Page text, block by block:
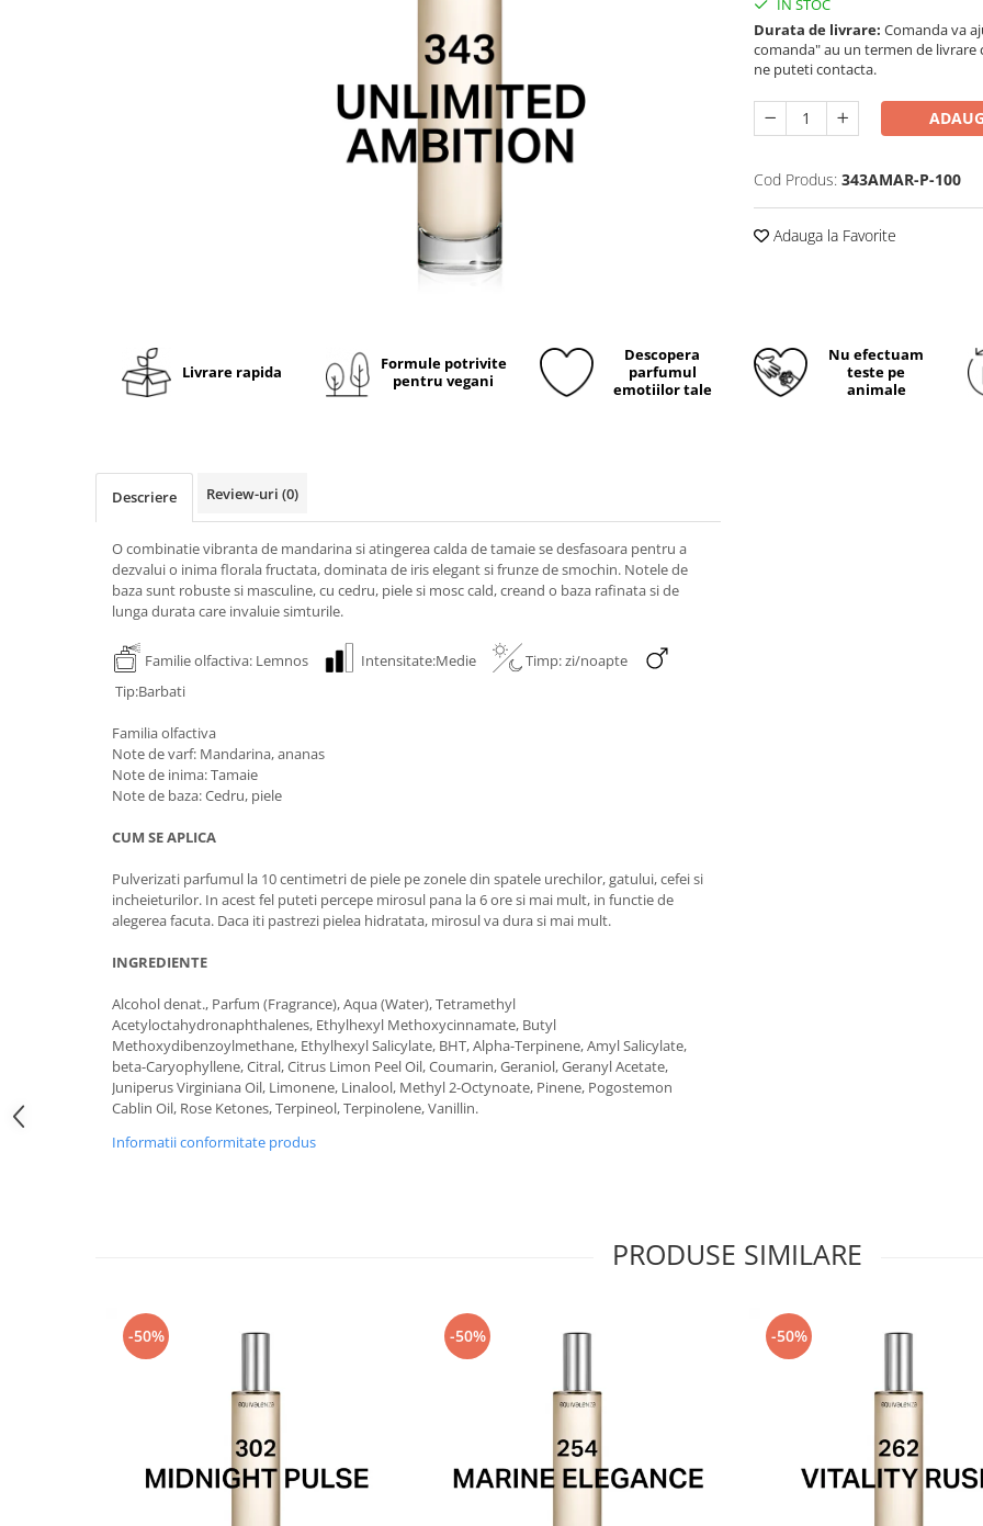
IN STOC
Durata de livrare: Comanda va
comanda" au un termen de livrare
ne puteti contacta.
Cod Produs: 343AMAR-P-100
Adauga la Favorite
Livrare rapida
Formule potrivite
pentru vegani
Descopera
parfumul
emotiilor tale
Nu efectuam
teste pe
animale
Descriere Review-uri (0)
O combinatie vibranta de mandarina si atingerea calda de tamaie se desfasoara pentru a
dezvalui o inima florala fructata, dominata de iris elegant si frunze de smochin. Notele de
baza sunt robuste si masculine, cu cedru, piele si mosc cald, creand o baza rafinata si de
lunga durata care invaluie simturile.
Familie olfactiva: Lemnos Intensitate:Medie
Timp: zi/noapte
Tip:Barbati
Familia olfactiva
Note de varf: Mandarina, ananas
Note de inima: Tamaie
Note de baza: Cedru, piele
CUM SE APLICA
Pulverizati parfumul la 10 centimetri de piele pe zonele din spatele urechilor, gatului, cefei si
incheieturilor. In acest fel puteti percepe mirosul pana la 6 ore si mai mult, in functie de
alegerea facuta. Daca iti pastrezi pielea hidratata, mirosul va dura si mai mult.
INGREDIENTE
Alcohol denat., Parfum (Fragrance), Aqua (Water), Tetramethyl
Acetyloctahydronaphthalenes, Ethylhexyl Methoxycinnamate, Butyl
Methoxydibenzoylmethane, Ethylhexyl Salicylate, BHT, Alpha-Terpinene, Amyl Salicylate,
beta-Caryophyllene, Citral, Citrus Limon Peel Oil, Coumarin, Geraniol, Geranyl Acetate,
Juniperus Virginiana Oil, Limonene, Linalool, Methyl 2-Octynoate, Pinene, Pogostemon
Cablin Oil, Rose Ketones, Terpineol, Terpinolene, Vanillin.
Informatii conformitate produs
PRODUSE SIMILARE
-50% -50% -50%